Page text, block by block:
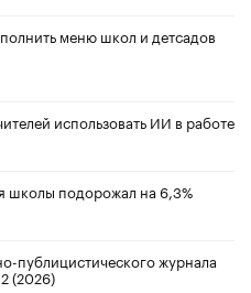
меню школ и детсадов
использовать ИИ в работе
школы подорожал на 6,3%
публицистического журнала
(2026)